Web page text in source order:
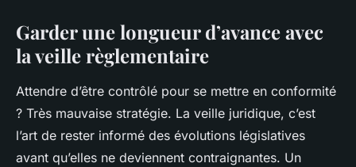
Garder une longueur d’avance avec
la veille règlementaire
Attendre d’être contrôlé pour se mettre en conformité
? Très mauvaise stratégie. La veille juridique, c’est
l’art de rester informé des évolutions législatives
avant qu’elles ne deviennent contraignantes. Un